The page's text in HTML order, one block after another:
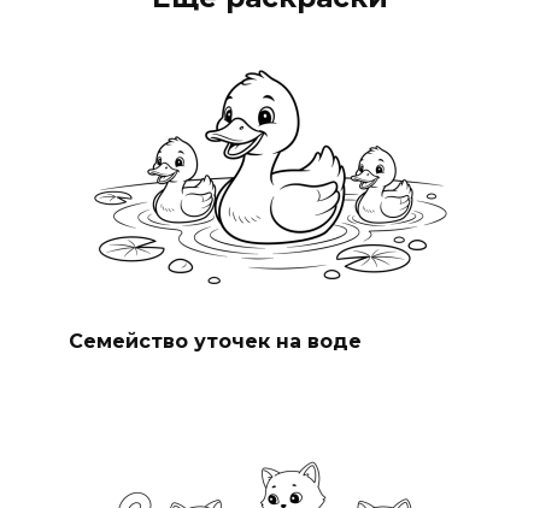
Семейство уточек на воде